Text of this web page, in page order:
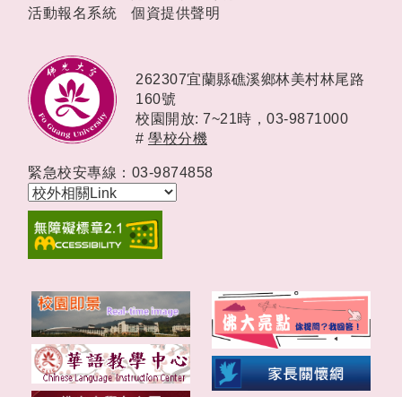
活動報名系統
個資提供聲明
262307宜蘭縣礁溪鄉林美村林尾路
160號
校園開放: 7~21時， 03-9871000
# 學校分機
緊急校安專線：03-9874858